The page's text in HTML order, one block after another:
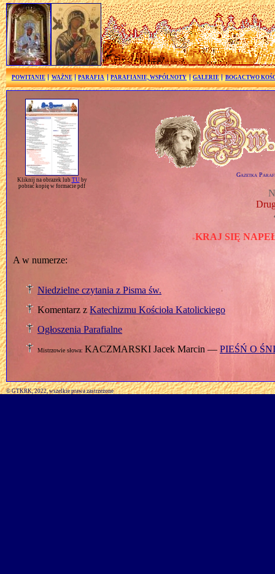
POWITANIE WAŻNE PARAFIA PARAFIANIE, WSPÓLNOTY GALERIE BOGACTWO
Kliknij na obrazek lub TUby
pobrać kopię w formacie pdf
Gazetka
»KRAJ SIĘ
A w numerze:
Niedzielne czytania z Pisma św.
Komentarz z Katechizmu Kościoła Katolickiego
Ogłoszenia Parafialne
Mistrzowie słowa: KACZMARSKI Jacek Marcin — PIEŚŃ O
© GTKRK, 2022, wszelkie prawa zastrzeżone